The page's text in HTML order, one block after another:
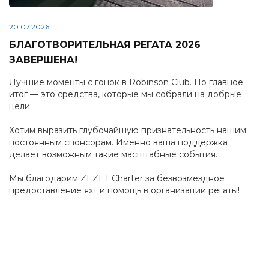
20.07.2026
БЛАГОТВОРИТЕЛЬНАЯ РЕГАТА 2026
ЗАВЕРШЕНА!
Лучшие моменты с гонок в Robinson Club. Но главное
итог — это средства, которые мы собрали на добрые
цели.
Хотим выразить глубочайшую признательность нашим
постоянным спонсорам. Именно ваша поддержка
делает возможным такие масштабные события.
Мы благодарим ZEZET Charter за безвозмездное
предоставление яхт и помощь в организации регаты!